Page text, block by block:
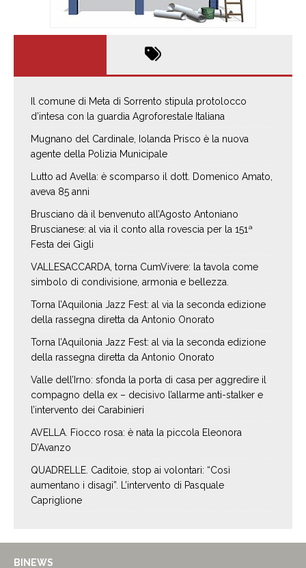
Il comune di Meta di Sorrento stipula protolocco
d’intesa con la guardia Agroforestale Italiana
Mugnano del Cardinale, Iolanda Prisco è la nuova
agente della Polizia Municipale
Lutto ad Avella: è scomparso il dott. Domenico Amato,
aveva 85 anni
Brusciano dà il benvenuto all’Agosto Antoniano
Bruscianese: al via il conto alla rovescia per la 151ª
Festa dei Gigli
VALLESACCARDA, torna CumVivere: la tavola come
simbolo di condivisione, armonia e bellezza.
Torna l’Aquilonia Jazz Fest: al via la seconda edizione
della rassegna diretta da Antonio Onorato
Torna l’Aquilonia Jazz Fest: al via la seconda edizione
della rassegna diretta da Antonio Onorato
Valle dell’Irno: sfonda la porta di casa per aggredire il
compagno della ex – decisivo l’allarme anti-stalker e
l’intervento dei Carabinieri
AVELLA. Fiocco rosa: è nata la piccola Eleonora
D’Avanzo
QUADRELLE. Caditoie, stop ai volontari: “Così
aumentano i disagi”. L’intervento di Pasquale
Capriglione
BINEWS